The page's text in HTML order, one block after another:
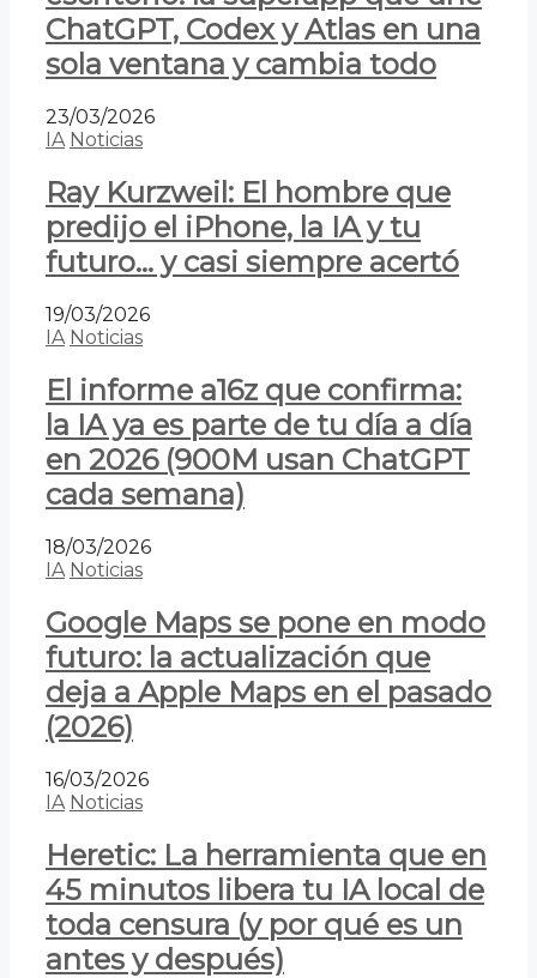
ChatGPT, Codex y Atlas en una
sola ventana y cambia todo
23/03/2026
IA Noticias
Ray Kurzweil: El hombre que
predijo el iPhone, la IA y tu
futuro… y casi siempre acertó
19/03/2026
IA Noticias
El informe a16z que confirma:
la IA ya es parte de tu día a día
en 2026 (900M usan ChatGPT
cada semana)
18/03/2026
IA Noticias
Google Maps se pone en modo
futuro: la actualización que
deja a Apple Maps en el pasado
(2026)
16/03/2026
IA Noticias
Heretic: La herramienta que en
45 minutos libera tu IA local de
toda censura (y por qué es un
antes y después)